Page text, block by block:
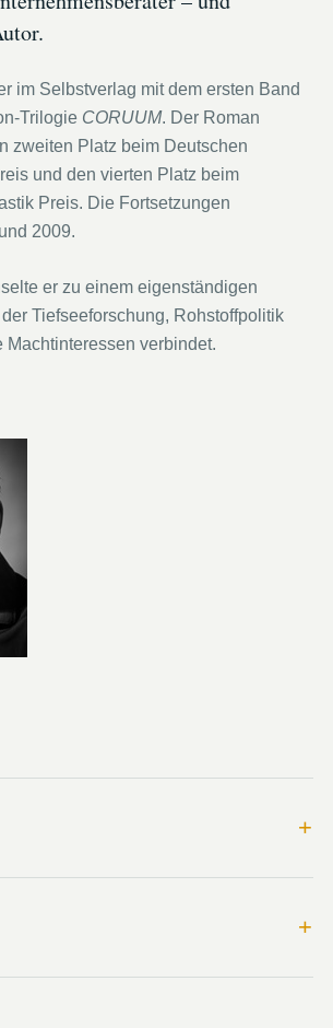
im Selbstverlag mit dem ersten Band
Trilogie CORUUM. Der Roman
zweiten Platz beim Deutschen
und den vierten Platz beim
Preis. Die Fortsetzungen
2009.
er zu einem eigenständigen
Tiefseeforschung, Rohstoffpolitik
Machtinteressen verbindet.
+
+